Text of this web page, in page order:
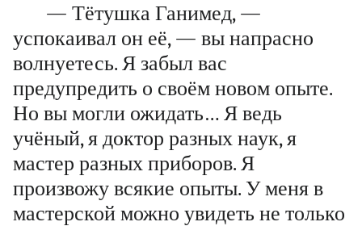
— Тётушка Ганимед, —
успокаивал он её, — вы напрасно
волнуетесь. Я забыл вас
предупредить о своём новом опыте.
Но вы могли ожидать… Я ведь
учёный, я доктор разных наук, я
мастер разных приборов. Я
произвожу всякие опыты. У меня в
мастерской можно увидеть не только